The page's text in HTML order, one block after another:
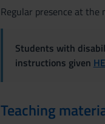
Regular presence at
Students with
instructions given
Teaching